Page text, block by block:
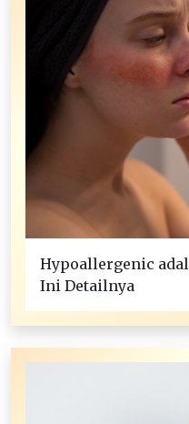
Hypoallergenic
Ini Detailnya